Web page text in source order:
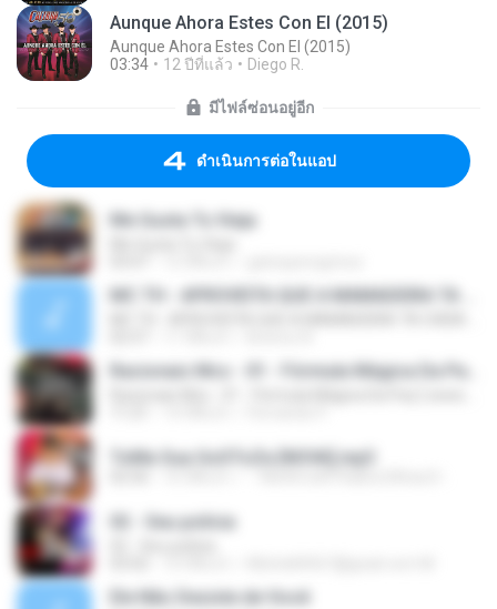
Aunque Ahora Estes Con El (2015)
Aunque Ahora Estes Con El (2015)
03:34
12 ปีที่แล้ว Diego R.
มีไฟล์ซ่อนอยู่อีก
ดำเนินการต่อในแอป
Me Gusta Tu Vieja
ToMa Sua GoSToZa [NOVA].mp3
02 - Seu polícia
Ele Não Desiste de Você